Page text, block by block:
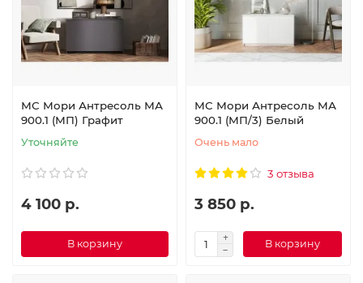
МС Мори Антресоль МА
900.1 (МП) Графит
Уточняйте
4 100 р.
В корзину
МС Мори Антресоль МА
900.1 (МП/3) Белый
Очень мало
3 отзыва
3 850 р.
В корзину